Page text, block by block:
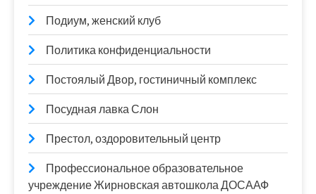
Подиум, женский клуб
Политика конфиденциальности
Постоялый Двор, гостиничный комплекс
Посудная лавка Слон
Престол, оздоровительный центр
Профессиональное образовательное
учреждение Жирновская автошкола ДОСААФ